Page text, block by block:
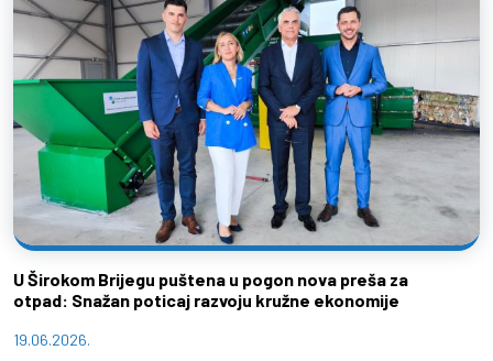
U Širokom Brijegu puštena u pogon nova preša za
otpad: Snažan poticaj razvoju kružne ekonomije
19.06.2026.